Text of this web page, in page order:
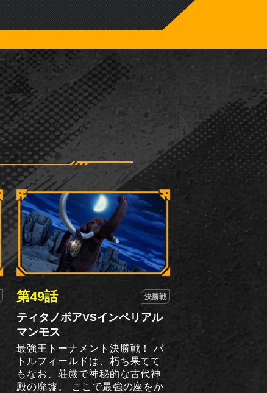
第49話 決勝戦
ティタノボアVSインペリアル
マンモス
最強王トーナメント決勝戦！ バ
トルフィールドは、朽ち果てて
もなお、荘厳で神秘的な古代神
殿の廃墟。 ここで最強の座をか